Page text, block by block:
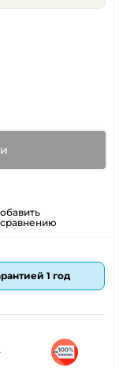
сравнению
1 год